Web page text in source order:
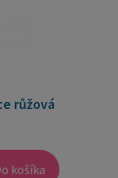
růžová
košíka